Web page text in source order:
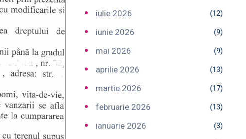
iulie 2026 (12)
iunie 2026 (9)
mai 2026 (9)
aprilie 2026 (13)
martie 2026 (17)
februarie 2026 (13)
ianuarie 2026 (3)